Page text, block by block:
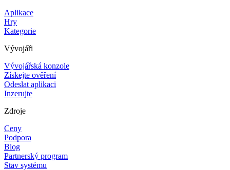
Aplikace
Hry
Kategorie
Vývojáři
Vývojářská konzole
Získejte ověření
Odeslat aplikaci
Inzerujte
Zdroje
Ceny
Podpora
Blog
Partnerský program
Stav systému